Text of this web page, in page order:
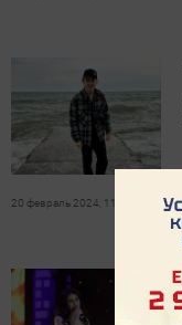
20 февраль 2024, 11:39